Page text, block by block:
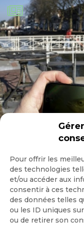
Pour offrir les
des technologies
et/ou accéder aux
consentir à ces
des données telles
ou les ID uniques
ou de retirer son
BIODIVERSITÉ
Aux Pays-
mouillent
poissons
Lire
l'article